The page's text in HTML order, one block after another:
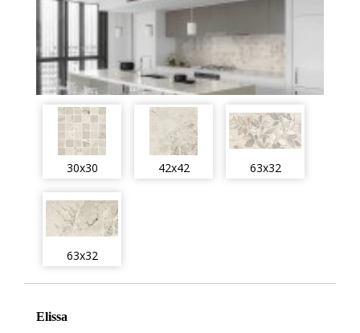
30x30 42x42 63x32
63x32
Elissa